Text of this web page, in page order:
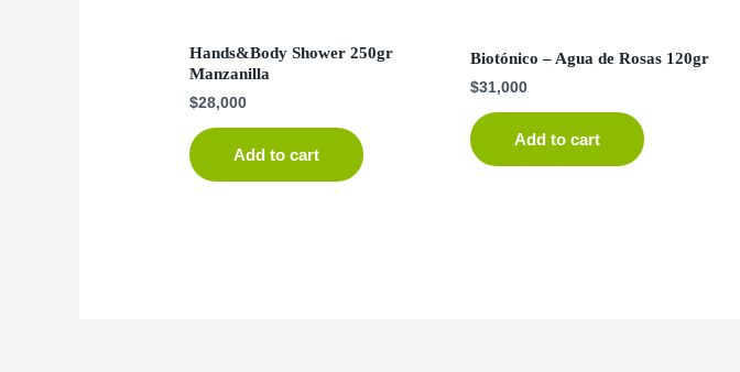
Hands&Body Shower 250gr
Manzanilla
$28,000
Add to cart
Biotónico – Agua de Rosas 120gr
$31,000
Add to cart